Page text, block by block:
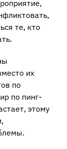
те, кто
их
по
по пинг-
этому